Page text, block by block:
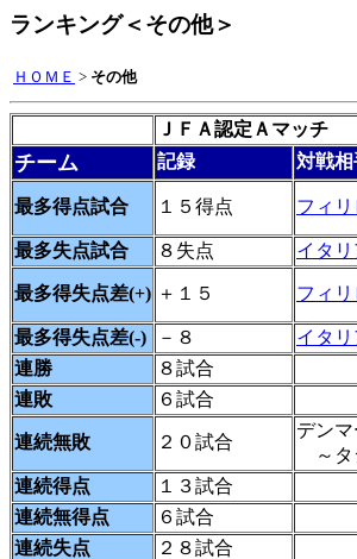
ランキング＜その他＞
ＨＯＭＥ > その他
ＪＦＡ認定Ａマッチ
チーム 記録 対戦相
最多得点試合 １５得点 フィリ
最多失点試合 ８失点 イタリ
最多得失点差(+) ＋１５ フィリ
最多得失点差(-) －８ イタリ
連勝
８試合
連敗
６試合
連続無敗 ２０試合
デンマ
～タ
連続得点
１３試合
連続無得点
６試合
連続失点
２８試合